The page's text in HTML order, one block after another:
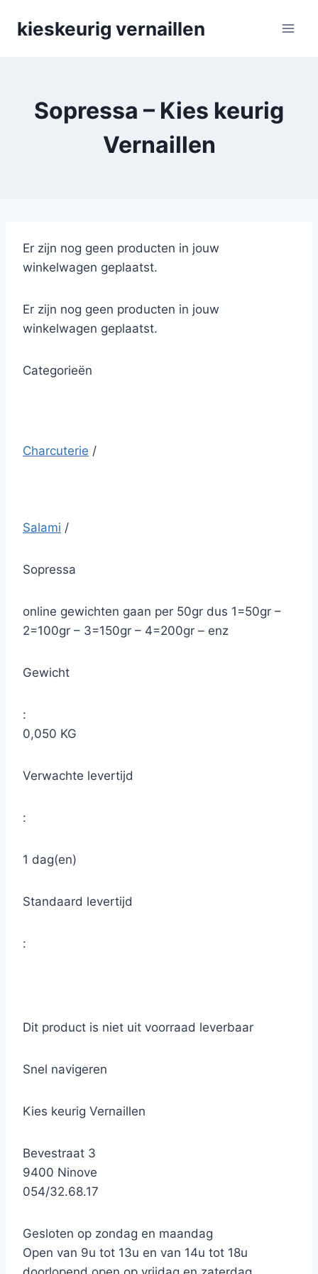
kieskeurig vernaillen
Sopressa – Kies keurig
Vernaillen
Er zijn nog geen producten in jouw
winkelwagen geplaatst.
Er zijn nog geen producten in jouw
winkelwagen geplaatst.
Categorieën
Charcuterie /
Salami /
Sopressa
online gewichten gaan per 50gr dus 1=50gr –
2=100gr – 3=150gr – 4=200gr – enz
Gewicht
:
0,050 KG
Verwachte levertijd
:
1 dag(en)
Standaard levertijd
:
Dit product is niet uit voorraad leverbaar
Snel navigeren
Kies keurig Vernaillen
Bevestraat 3
9400 Ninove
054/32.68.17
Gesloten op zondag en maandag
Open van 9u tot 13u en van 14u tot 18u